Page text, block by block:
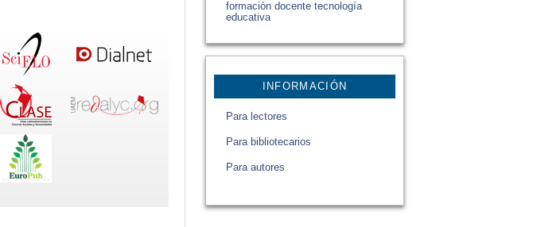
formación docente tecnología
educativa
INFORMACIÓN
Para lectores
Para bibliotecarios
Para autores